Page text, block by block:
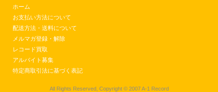
ホーム
お支払い方法について
配送方法・送料について
メルマガ登録・解除
レコード買取
アルバイト募集
特定商取引法に基づく表記
All Rights Reserved, Copyright © 2007 A-1 Record